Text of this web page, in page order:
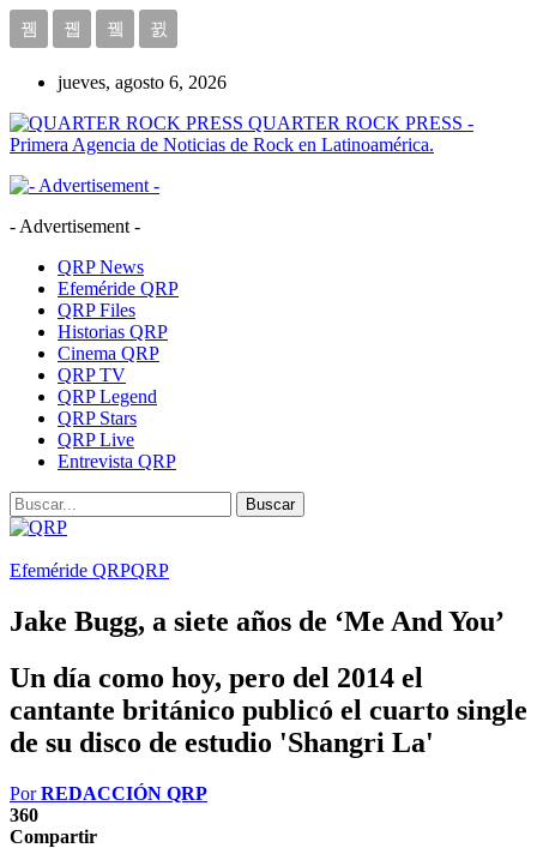
jueves, agosto 6, 2026
QUARTER ROCK PRESS -
Primera Agencia de Noticias de Rock en Latinoamérica.
- Advertisement -
QRP News
Efeméride QRP
QRP Files
Historias QRP
Cinema QRP
QRP TV
QRP Legend
QRP Stars
QRP Live
Entrevista QRP
Efeméride QRPQRP
Jake Bugg, a siete años de ‘Me And You’
Un día como hoy, pero del 2014 el
cantante británico publicó el cuarto single
de su disco de estudio 'Shangri La'
PorREDACCIÓN QRP
360
Compartir